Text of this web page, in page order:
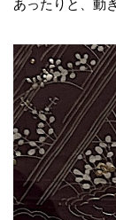
あったりと、動